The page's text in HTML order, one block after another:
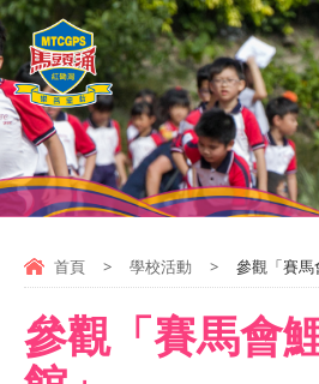
首頁 > 學校活動 > 參觀「賽馬
參觀「賽馬會